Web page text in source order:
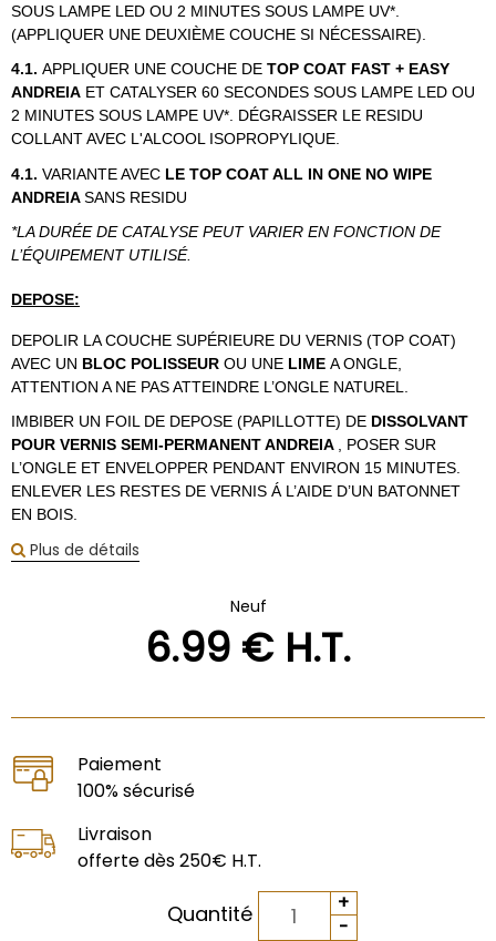
SOUS LAMPE LED OU 2 MINUTES SOUS LAMPE UV*.
(APPLIQUER UNE DEUXIÈME COUCHE SI NÉCESSAIRE).
4.1. APPLIQUER UNE COUCHE DE TOP COAT FAST + EASY
ANDREIA ET CATALYSER 60 SECONDES SOUS LAMPE LED OU
2 MINUTES SOUS LAMPE UV*. DÉGRAISSER LE RESIDU
COLLANT AVEC L'ALCOOL ISOPROPYLIQUE.
4.1. VARIANTE AVEC LE TOP COAT ALL IN ONE NO WIPE
ANDREIASANS RESIDU
*LA DURÉE DE CATALYSE PEUT VARIER EN FONCTION DE
L’ÉQUIPEMENT UTILISÉ.
DEPOSE:
DEPOLIR LA COUCHE SUPÉRIEURE DU VERNIS (TOP COAT)
AVEC UN BLOC POLISSEUR OU UNE LIME A ONGLE,
ATTENTION A NE PAS ATTEINDRE L’ONGLE NATUREL.
IMBIBER UN FOIL DE DEPOSE (PAPILLOTTE) DE DISSOLVANT
POUR VERNIS SEMI-PERMANENT ANDREIA
, POSER SUR
L’ONGLE ET ENVELOPPER PENDANT ENVIRON 15 MINUTES.
ENLEVER LES RESTES DE VERNIS Á L’AIDE D’UN BATONNET
EN BOIS.
Plus de détails
Neuf
6.99 € H.T.
Paiement
100% sécurisé
Livraison
offerte dès 250€ H.T.
Quantité